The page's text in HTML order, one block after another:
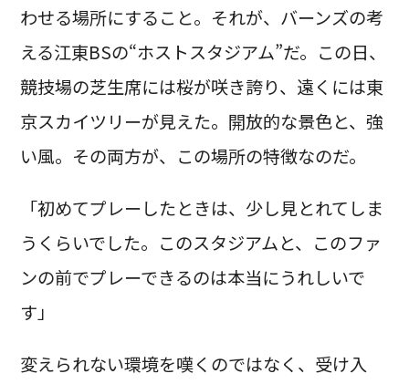
わせる場所にすること。それが、バーンズの考
える江東BSの“ホストスタジアム”だ。この日、
競技場の芝生席には桜が咲き誇り、遠くには東
京スカイツリーが見えた。開放的な景色と、強
い風。その両方が、この場所の特徴なのだ。
「初めてプレーしたときは、少し見とれてしま
うくらいでした。このスタジアムと、このファ
ンの前でプレーできるのは本当にうれしいで
す」
変えられない環境を嘆くのではなく、受け入